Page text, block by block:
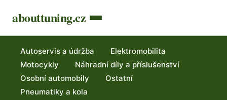
abouttuning.cz
Autoservis a údržba
Elektromobilita
Motocykly
Náhradní díly a příslušenství
Osobní automobily
Ostatní
Pneumatiky a kola